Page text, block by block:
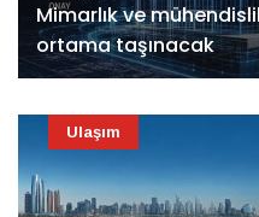
Mimarlık ve
ortama taşınacak
Ulaşım